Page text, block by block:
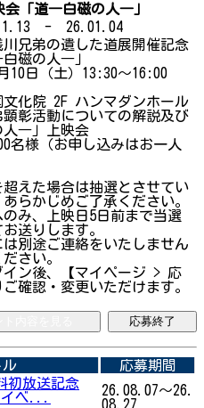
「道―白磁の人―」
- 26.01.04
川兄弟の遺した道展開催記念
磁の人―」
10日（土）13:30～16:00
文化院 2F ハンマダンホール
顕彰活動についての解説及び
人―」上映会
名様（お申し込みはお一人
超えた場合は抽選とさせてい
らかじめご了承ください。
み、上映日5日前まで当選
送りします。
は別途ご連絡をいたしません
さい。
イン後、【マイページ > 応
確認・変更いただけます。
応募終了
ル 応募期間
初放送記念
イベ...
26.08.07～26.
08.27